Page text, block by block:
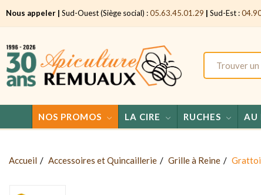
Nous appeler | Sud-Ouest (Siège social) :05.63.45.01.29 | Sud-Est :
NOS PROMOS LA CIRE RUCHES AU
Accueil Accessoires et Quincaillerie Grille à Reine